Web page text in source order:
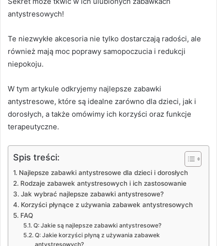
antystresowych!
Te niezwykłe akcesoria nie tylko dostarczają radości, ale
również mają moc poprawy samopoczucia i redukcji
niepokoju.
W tym artykule odkryjemy najlepsze zabawki
antystresowe, które są idealne zarówno dla dzieci, jak i
dorosłych, a także omówimy ich korzyści oraz funkcje
terapeutyczne.
Spis treści:
Najlepsze zabawki antystresowe dla dzieci i dorosłych
Rodzaje zabawek antystresowych i ich zastosowanie
Jak wybrać najlepsze zabawki antystresowe?
Korzyści płynące z używania zabawek antystresowych
FAQ
Q: Jakie są najlepsze zabawki antystresowe?
Q: Jakie korzyści płyną z używania zabawek
antystresowych?